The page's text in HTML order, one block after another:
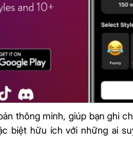
thông minh, giúp bạn ghi
biệt hữu ích với những ai